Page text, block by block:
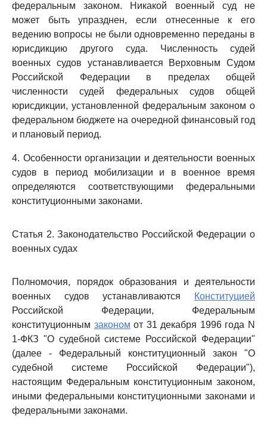
федеральным законом. Никакой военный суд не
может быть упразднен, если отнесенные к его
ведению вопросы не были одновременно переданы в
юрисдикцию другого суда. Численность судей
военных судов устанавливается Верховным Судом
Российской Федерации в пределах общей
численности судей федеральных судов общей
юрисдикции, установленной федеральным законом о
федеральном бюджете на очередной финансовый год
и плановый период.
4. Особенности организации и деятельности военных
судов в период мобилизации и в военное время
определяются соответствующими федеральными
конституционными законами.
Статья 2. Законодательство Российской Федерации о
военных судах
Полномочия, порядок образования и деятельности
военных судов устанавливаются
Конституцией
Российской Федерации, Федеральным
конституционным законом от 31 декабря 1996 года N
1-ФКЗ "О судебной системе Российской Федерации"
(далее - Федеральный конституционный закон "О
судебной системе Российской Федерации"),
настоящим Федеральным конституционным законом,
иными федеральными конституционными законами и
федеральными законами.